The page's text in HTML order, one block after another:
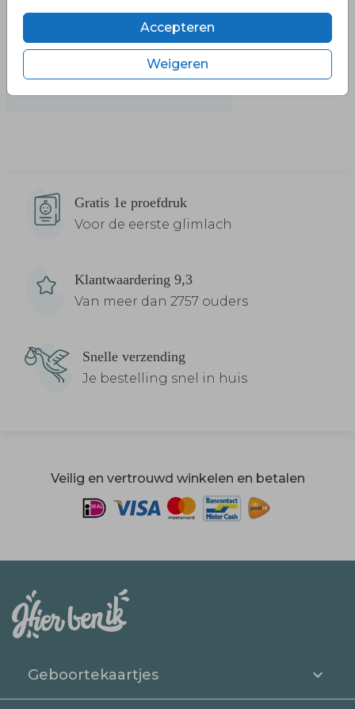
Accepteren
Weigeren
Gratis 1e proefdruk
Voor de eerste glimlach
Klantwaardering 9,3
Van meer dan 2757 ouders
Snelle verzending
Je bestelling snel in huis
Veilig en vertrouwd winkelen en betalen
Geboortekaartjes